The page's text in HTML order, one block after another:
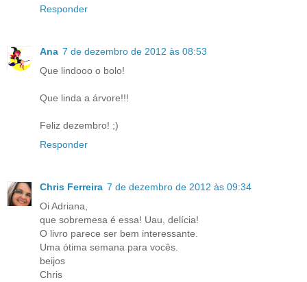
Responder
Ana 7 de dezembro de 2012 às 08:53
Que lindooo o bolo!
Que linda a árvore!!!
Feliz dezembro! ;)
Responder
Chris Ferreira 7 de dezembro de 2012 às 09:34
Oi Adriana,
que sobremesa é essa! Uau, delícia!
O livro parece ser bem interessante.
Uma ótima semana para vocês.
beijos
Chris